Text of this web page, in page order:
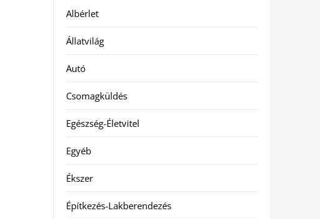
Albérlet
Állatvilág
Autó
Csomagküldés
Egészség-Életvitel
Egyéb
Ékszer
Építkezés-Lakberendezés